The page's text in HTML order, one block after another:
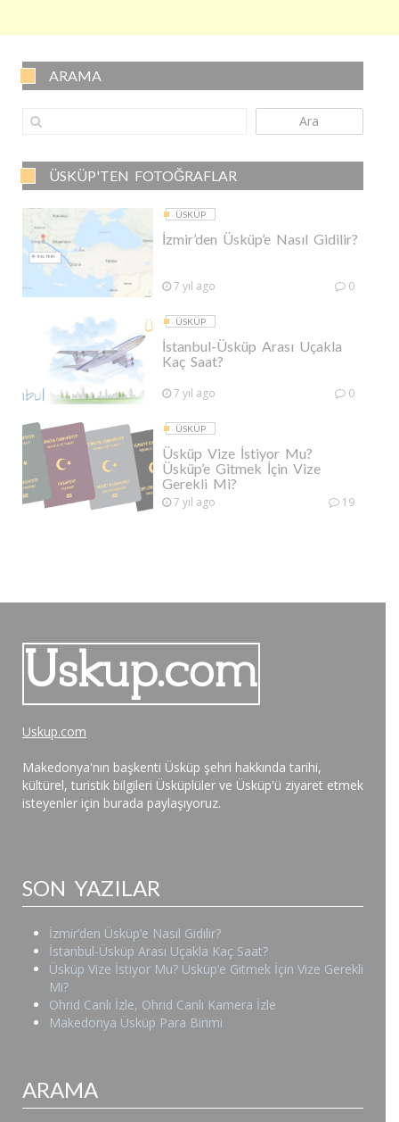
ARAMA
Ara
ÜSKÜP'TEN FOTOĞRAFLAR
ÜSKÜP
İzmir’den Üsküp’e Nasıl Gidilir?
7 yıl ago 0
ÜSKÜP
İstanbul-Üsküp Arası Uçakla
Kaç Saat?
7 yıl ago 0
ÜSKÜP
Üsküp Vize İstiyor Mu?
Üsküp’e Gitmek İçin Vize
Gerekli Mi?
7 yıl ago 19
Uskup.com
Makedonya'nın başkenti Üsküp şehri hakkında tarihi,
kültürel, turistik bilgileri Üsküplüler ve Üsküp'ü ziyaret etmek
isteyenler için burada paylaşıyoruz.
SON YAZILAR
İzmir’den Üsküp’e Nasıl Gidilir?
İstanbul-Üsküp Arası Uçakla Kaç Saat?
Üsküp Vize İstiyor Mu? Üsküp’e Gitmek İçin Vize Gerekli
Mi?
Ohrid Canlı İzle, Ohrid Canlı Kamera İzle
Makedonya Üsküp Para Birimi
ARAMA